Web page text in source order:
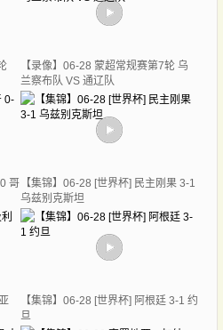
【录像】06-28 蒙超常规赛第7轮 乌
兰察布队 VS 通辽队
哥 【集锦】06-28 [世界杯] 民主刚果 3-1
乌兹别克斯坦
【集锦】06-28 [世界杯] 阿根廷 3-1 约
旦